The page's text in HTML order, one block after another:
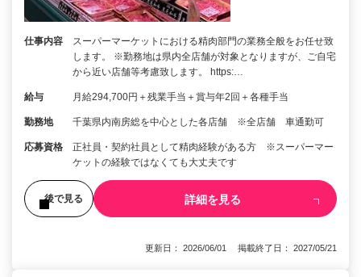
仕事内容
スーパーマーケットにおける精肉部門の業務全般をお任せ致
します。 ※勤務地は県内全店舗が対象となりますが、ご自宅
から近い店舗等考慮致します。 https:…
給与 月給294,700円＋残業手当＋賞与年2回＋各種手当
勤務地 千葉県内南房総を中心とした各店舗 ※全店舗 車通勤可
応募資格
正社員・契約社員として精肉経験がある方 ※スーパーマー
ケットの経験ではなくても大丈夫です
後で見る 詳細を見る
更新日： 2026/06/01 掲載終了日： 2027/05/21